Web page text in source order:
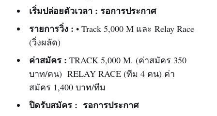
เริ่มปล่อยตัวเวลา : รอการประกาศ
รายการวิ่ง : • Track 5,000 M และ Relay Race
(วิ่งผลัด)
ค่าสมัคร : TRACK 5,000 M. (ค่าสมัคร 350
บาท/คน) RELAY RACE (ทีม 4 คน) ค่า
สมัคร 1,400 บาท/ทีม
ปิดรับสมัคร : รอการประกาศ